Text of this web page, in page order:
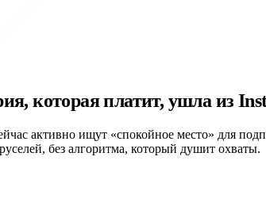
которая платит, ушла из
активно ищут «спокойное место» для
без алгоритма, который душит охваты.